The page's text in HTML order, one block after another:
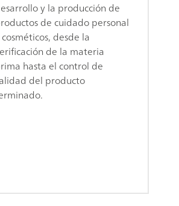
y la producción de
de cuidado personal
desde la
de la materia
hasta el control de
del producto